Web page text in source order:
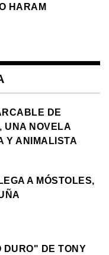
HARAM
DE
UNA NOVELA
Y ANIMALISTA
A MÓSTOLES,
DURO" DE TONY